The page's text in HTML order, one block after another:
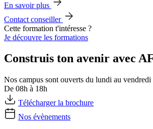
En savoir plus
Contact conseiller
Cette formation t'intéresse ?
Je découvre les formations
Construis ton avenir avec
Nos campus sont ouverts du lundi au vendredi
De 08h à 18h
Télécharger la brochure
Nos évènements